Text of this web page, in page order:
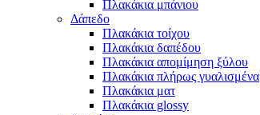
Πλακάκια μπάνιου
Δάπεδο
Πλακάκια τοίχου
Πλακάκια δαπέδου
Πλακάκια απομίμηση ξύλου
Πλακάκια πλήρως γυαλισμένα
Πλακάκια ματ
Πλακάκια glossy